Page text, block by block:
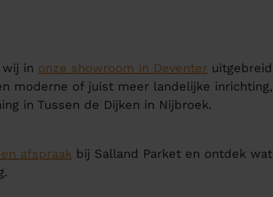
in onze showroom in Deventer uitgebreid
moderne of juist meer landelijke inrichting,
in Tussen de Dijken in Nijbroek.
afspraak bij Salland Parket en ontdek wat